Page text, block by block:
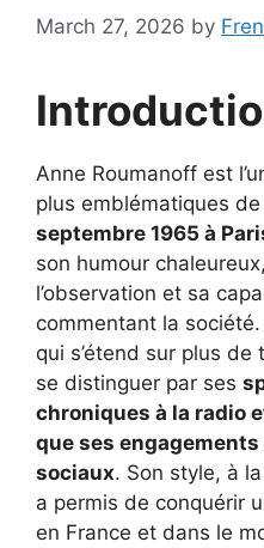
March 27, 2026 by
Anne Roumanoff est
plus emblématiques
septembre 1965 à
son humour
l’observation et sa
commentant la société.
qui s’étend sur plus
se distinguer par ses
chroniques à la radio
que ses
sociaux. Son style, à
a permis de conquérir
en France et dans le